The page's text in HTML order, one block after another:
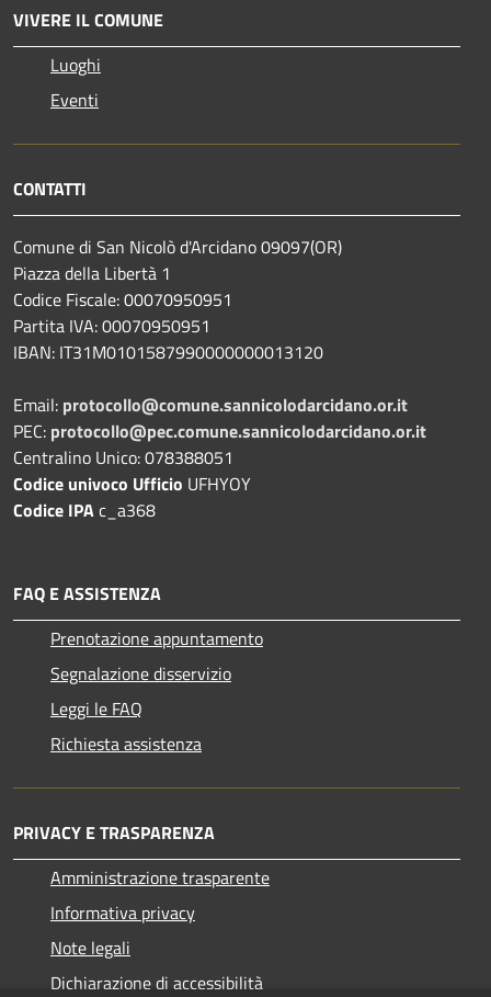
VIVERE IL COMUNE
Luoghi
Eventi
CONTATTI
Comune di San Nicolò d'Arcidano 09097(OR)
Piazza della Libertà 1
Codice Fiscale: 00070950951
Partita IVA: 00070950951
IBAN: IT31M0101587990000000013120
Email: protocollo@comune.sannicolodarcidano.or.it
PEC: protocollo@pec.comune.sannicolodarcidano.or.it
Centralino Unico: 078388051
Codice univoco Ufficio UFHYOY
Codice IPAc_a368
FAQ E ASSISTENZA
Prenotazione appuntamento
Segnalazione disservizio
Leggi le FAQ
Richiesta assistenza
PRIVACY E TRASPARENZA
Amministrazione trasparente
Informativa privacy
Note legali
Dichiarazione di accessibilità